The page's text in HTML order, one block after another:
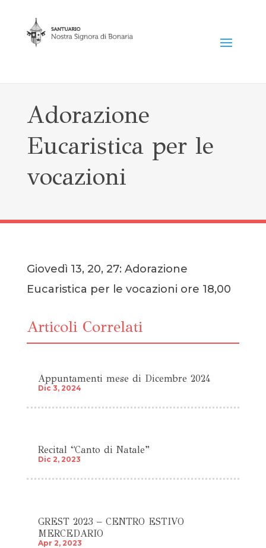
Adorazione
Eucaristica per le
vocazioni
Giovedì 13, 20, 27: Adorazione
Eucaristica per le vocazioni ore 18,00
Articoli Correlati
Appuntamenti mese di Dicembre 2024
Dic 3, 2024
Recital “Canto di Natale”
Dic 2, 2023
GREST 2023 – CENTRO ESTIVO
MERCEDARIO
Apr 2, 2023